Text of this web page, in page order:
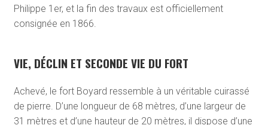
Philippe 1 er, et la fin des travaux est officiellement
consignée en 1866.
VIE, DÉCLIN ET SECONDE VIE DU FORT
Achevé, le fort Boyard ressemble à un véritable cuirassé
de pierre. D’une longueur de 68 mètres, d’une largeur de
31 mètres et d’une hauteur de 20 mètres, il dispose d’une